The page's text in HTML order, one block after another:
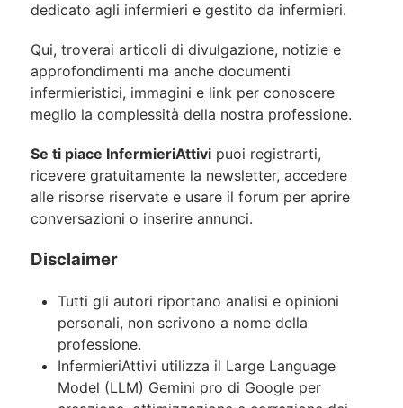
dedicato agli infermieri e gestito da infermieri.
Qui, troverai articoli di divulgazione, notizie e
approfondimenti ma anche documenti
infermieristici, immagini e link per conoscere
meglio la complessità della nostra professione.
Se ti piace InfermieriAttivi puoi registrarti,
ricevere gratuitamente la newsletter, accedere
alle risorse riservate e usare il forum per aprire
conversazioni o inserire annunci.
Disclaimer
Tutti gli autori riportano analisi e opinioni
personali, non scrivono a nome della
professione.
InfermieriAttivi utilizza il Large Language
Model (LLM) Gemini pro di Google per